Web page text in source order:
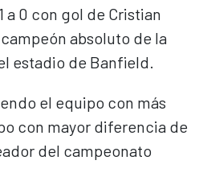
a 0 con gol de Cristian
absoluto de la
estadio de Banfield.
el equipo con más
con mayor diferencia de
del campeonato